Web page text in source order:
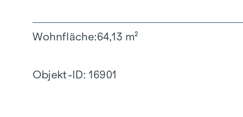
Wohnfläche 64,13 m²
Objekt-ID: 16901